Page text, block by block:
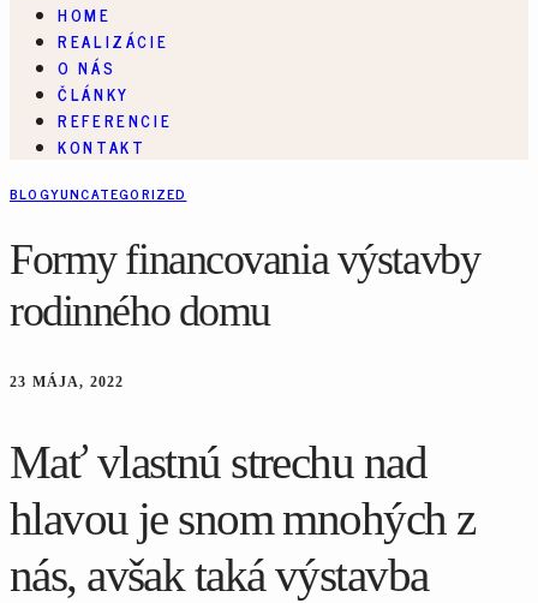
HOME
REALIZÁCIE
O NÁS
ČLÁNKY
REFERENCIE
KONTAKT
BLOGYUNCATEGORIZED
Formy financovania výstavby
rodinného domu
23 MÁJA, 2022
Mať vlastnú strechu nad
hlavou je snom mnohých z
nás, avšak taká výstavba